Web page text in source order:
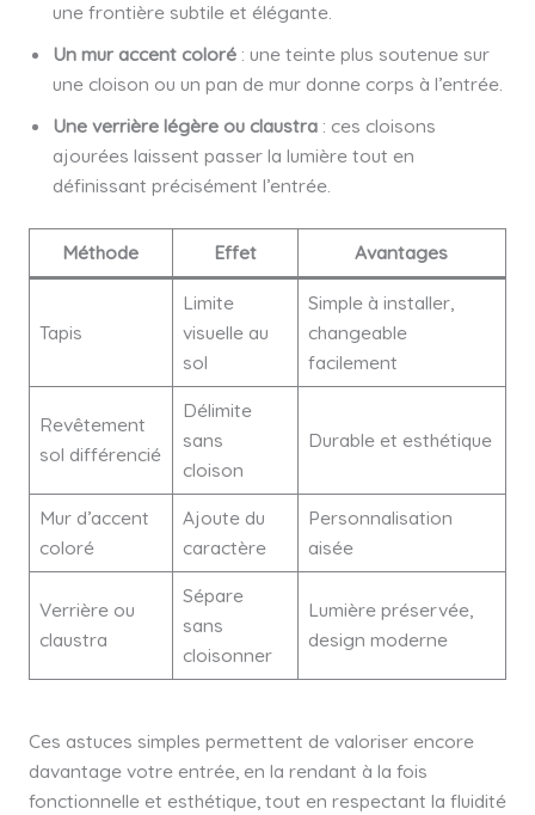
une frontière subtile et élégante.
Un mur accent coloré: une teinte plus soutenue sur
une cloison ou un pan de mur donne corps à l’entrée.
Une verrière légère ou claustra: ces cloisons
ajourées laissent passer la lumière tout en
définissant précisément l’entrée.
Méthode Effet Avantages
Tapis
Limite
visuelle au
sol
Simple à installer,
changeable
facilement
Revêtement
sol différencié
Délimite
sans
cloison
Durable et esthétique
Mur d’accent
coloré
Ajoute du
caractère
Personnalisation
aisée
Verrière ou
claustra
Sépare
sans
cloisonner
Lumière préservée,
design moderne
Ces astuces simples permettent de valoriser encore
davantage votre entrée, en la rendant à la fois
fonctionnelle et esthétique, tout en respectant la fluidité